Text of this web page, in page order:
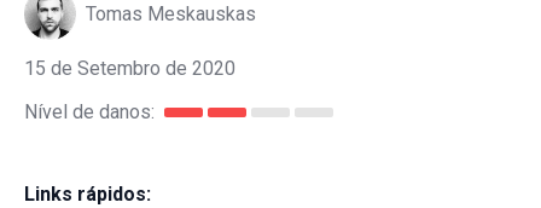
Tomas Meskauskas
15 de Setembro de 2020
Nível de danos:
Links rápidos: